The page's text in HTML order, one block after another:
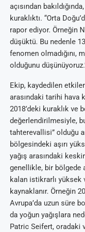
açısından
kuraklıktı. “Orta
rapor ediyor. Örneğin
düşüktü. Bu nedenle
fenomen olmadığını,
olduğunu
Ekip, kaydedilen
arasındaki tarihi hava
2018’deki kuraklık ve
değerlendirilmesiyle,
tahterevallisi” olduğu
bölgesindeki aşırı
yağış arasındaki
genellikle, bir bölgede
kalan istikrarlı yüksek
kaynaklanır. Örneğin
Avrupa’da uzun süre
da yoğun yağışlara
Patric Seifert, oradaki